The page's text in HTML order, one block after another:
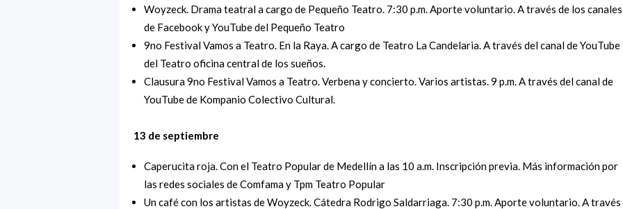
Woyzeck. Drama teatral a cargo de Pequeño Teatro. 7:30 p.m. Aporte voluntario. A través de los canales
de Facebook y YouTube del Pequeño Teatro
9no Festival Vamos a Teatro. En la Raya. A cargo de Teatro La Candelaria. A través del canal de YouTube
del Teatro oficina central de los sueños.
Clausura 9no Festival Vamos a Teatro. Verbena y concierto. Varios artistas. 9 p.m. A través del canal de
YouTube de Kompanio Colectivo Cultural.
13 de septiembre
Caperucita roja. Con el Teatro Popular de Medellín a las 10 a.m. Inscripción previa. Más información por
las redes sociales de Comfama y Tpm Teatro Popular
Un café con los artistas de Woyzeck. Cátedra Rodrigo Saldarriaga. 7:30 p.m. Aporte voluntario. A través